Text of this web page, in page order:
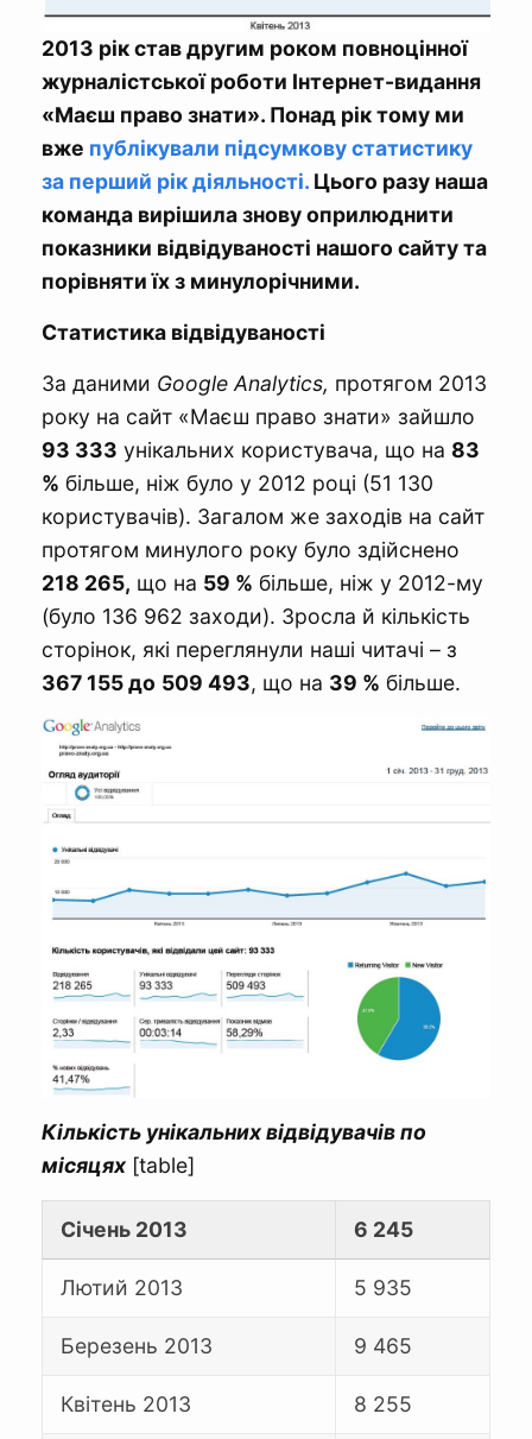
2013 рік став другим роком повноцінної
журналістської роботи Інтернет-видання
«Маєш право знати». Понад рік тому ми
вже публікували підсумкову статистику
за перший рік діяльності. Цього разу наша
команда вирішила знову оприлюднити
показники відвідуваності нашого сайту та
порівняти їх з минулорічними.
Статистика відвідуваності
За даними Google Analytics, протягом 2013
року на сайт «Маєш право знати» зайшло
93 333 унікальних користувача, що на 83
% більше, ніж було у 2012 році (51 130
користувачів). Загалом же заходів на сайт
протягом минулого року було здійснено
218 265, що на 59 % більше, ніж у 2012-му
(було 136 962 заходи). Зросла й кількість
сторінок, які переглянули наші читачі – з
367 155 до 509 493, що на 39 % більше.
Кількість унікальних відвідувачів по
місяцях [table]
Січень 2013 6 245
Лютий 2013 5 935
Березень 2013 9 465
Квітень 2013 8 255